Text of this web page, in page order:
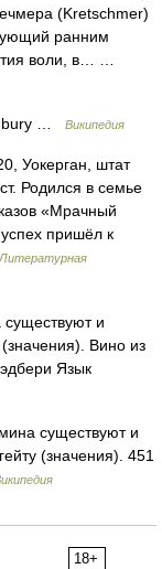
(Kretschmer)
ранним
воли, в… …
… Википедия
Уокерган, штат
Родился в семье
«Мрачный
пришёл к
Литературная
и
Вино из
Язык
существуют и
(значения). 451
18+